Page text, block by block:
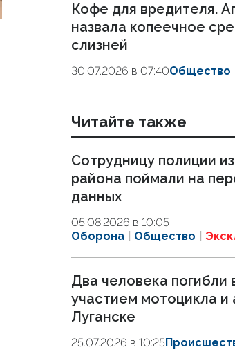
Кофе для вредителя.
назвала копеечное
слизней
30.07.2026 в 07:40Общество
Читайте также
Сотрудницу полиции
района поймали на
данных
05.08.2026 в 10:05
Оборона
Общество
Два человека погибли
участием мотоцикла и
Луганске
25.07.2026 в 10:25